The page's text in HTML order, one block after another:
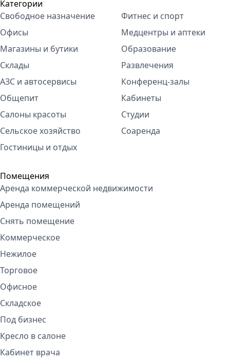
Категории
Свободное назначение
Офисы
Магазины и бутики
Склады
АЗС и автосервисы
Общепит
Салоны красоты
Сельское хозяйство
Гостиницы и отдых
Фитнес и спорт
Медцентры и аптеки
Образование
Развлечения
Конференц-залы
Кабинеты
Студии
Соаренда
Помещения
Аренда коммерческой недвижимости
Аренда помещений
Снять помещение
Коммерческое
Нежилое
Торговое
Офисное
Складское
Под бизнес
Кресло в салоне
Кабинет врача